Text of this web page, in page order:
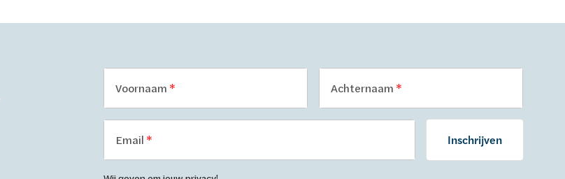
Voornaam Achternaam
Email Inschrijven